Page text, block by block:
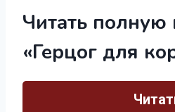
Читать полную
«Герцог для